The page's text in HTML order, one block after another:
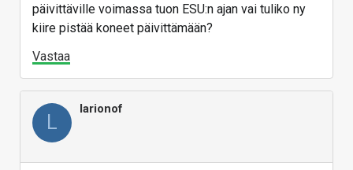
päivittäville voimassa tuon ESU:n ajan vai tuliko ny
kiire pistää koneet päivittämään?
Vastaa
L
larionof